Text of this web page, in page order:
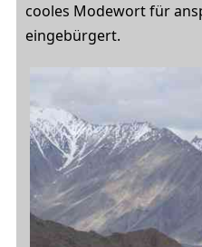
cooles Modewort für
eingebürgert.